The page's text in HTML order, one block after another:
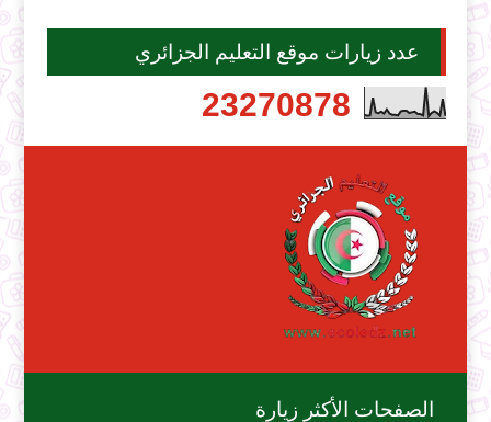
عدد زيارات موقع التعليم الجزائري
23270878
الصفحات الأكثر زيارة